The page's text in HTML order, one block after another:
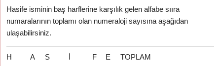
Hasife isminin baş harflerine karşılık gelen alfabe sııra
numaralarının toplamı olan numeraloji sayısına aşağıdan
ulaşabilirsiniz.
H A S İ F E TOPLAM